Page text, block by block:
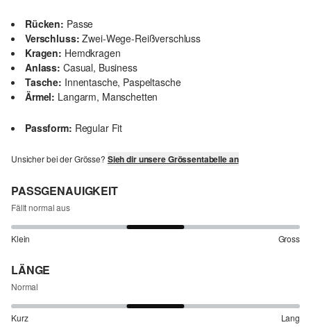
Rücken: Passe
Verschluss: Zwei-Wege-Reißverschluss
Kragen: Hemdkragen
Anlass: Casual, Business
Tasche: Innentasche, Paspeltasche
Ärmel: Langarm, Manschetten
Passform: Regular Fit
Unsicher bei der Grösse? Sieh dir unsere Grössentabelle an
PASSGENAUIGKEIT
Fällt normal aus
Klein Gross
LÄNGE
Normal
Kurz Lang